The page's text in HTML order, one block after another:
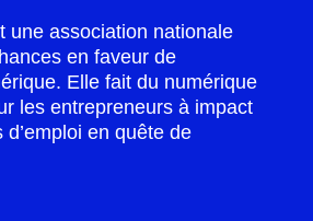
une association nationale
en faveur de
Elle fait du numérique
les entrepreneurs à impact
en quête de